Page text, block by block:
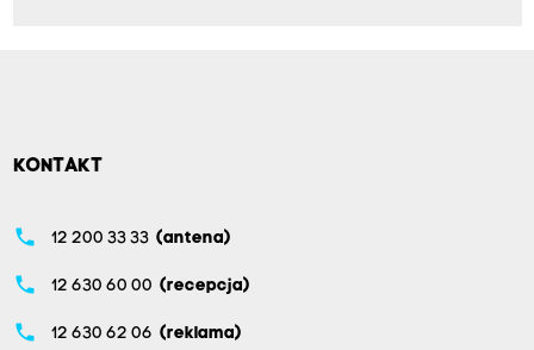
KONTAKT
phone 12 200 33 33 (antena)
phone 12 630 60 00 (recepcja)
phone 12 630 62 06 (reklama)